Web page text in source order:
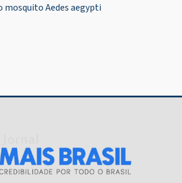
mosquito Aedes aegypti